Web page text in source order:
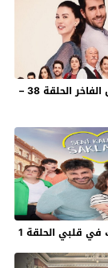
مسلسل العشق الفاخر الحلقة 38 –
قلبي الحلقة 1